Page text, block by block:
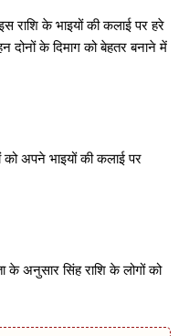
राशि के भाइयों की कलाई पर हरे
दोनों के दिमाग को बेहतर बनाने में
को अपने भाइयों की कलाई पर
के अनुसार सिंह राशि के लोगों को